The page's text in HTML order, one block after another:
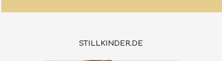
STILLKINDER.DE